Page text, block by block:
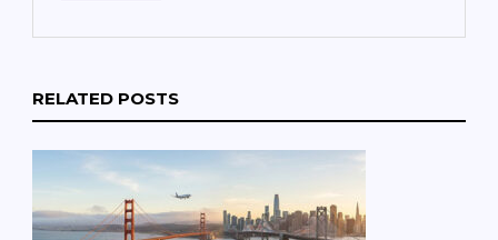
RELATED POSTS